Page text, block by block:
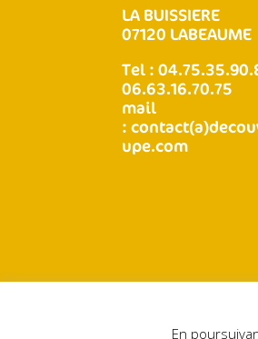
LA BUISSIERE
07120 LABEAUME
Tel :
06.63.16.70.75
mail
:
upe.com
En